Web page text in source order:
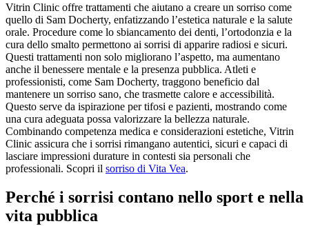
Vitrin Clinic offre trattamenti che aiutano a creare un sorriso come
quello di Sam Docherty, enfatizzando l’estetica naturale e la salute
orale. Procedure come lo sbiancamento dei denti, l’ortodonzia e la
cura dello smalto permettono ai sorrisi di apparire radiosi e sicuri.
Questi trattamenti non solo migliorano l’aspetto, ma aumentano
anche il benessere mentale e la presenza pubblica. Atleti e
professionisti, come Sam Docherty, traggono beneficio dal
mantenere un sorriso sano, che trasmette calore e accessibilità.
Questo serve da ispirazione per tifosi e pazienti, mostrando come
una cura adeguata possa valorizzare la bellezza naturale.
Combinando competenza medica e considerazioni estetiche, Vitrin
Clinic assicura che i sorrisi rimangano autentici, sicuri e capaci di
lasciare impressioni durature in contesti sia personali che
professionali. Scopri il sorriso di Vita Vea.
Perché i sorrisi contano nello sport e nella
vita pubblica